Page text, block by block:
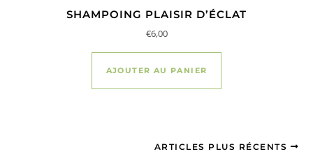
SHAMPOING PLAISIR D’ÉCLAT
€6,00
AJOUTER AU PANIER
ARTICLES PLUS RÉCENTS